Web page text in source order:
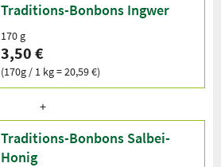
Traditions-Bonbons Ingwer
170 g
3,50 €
(170g / 1 kg = 20,59 €)
Traditions-Bonbons Salbei-
Honig